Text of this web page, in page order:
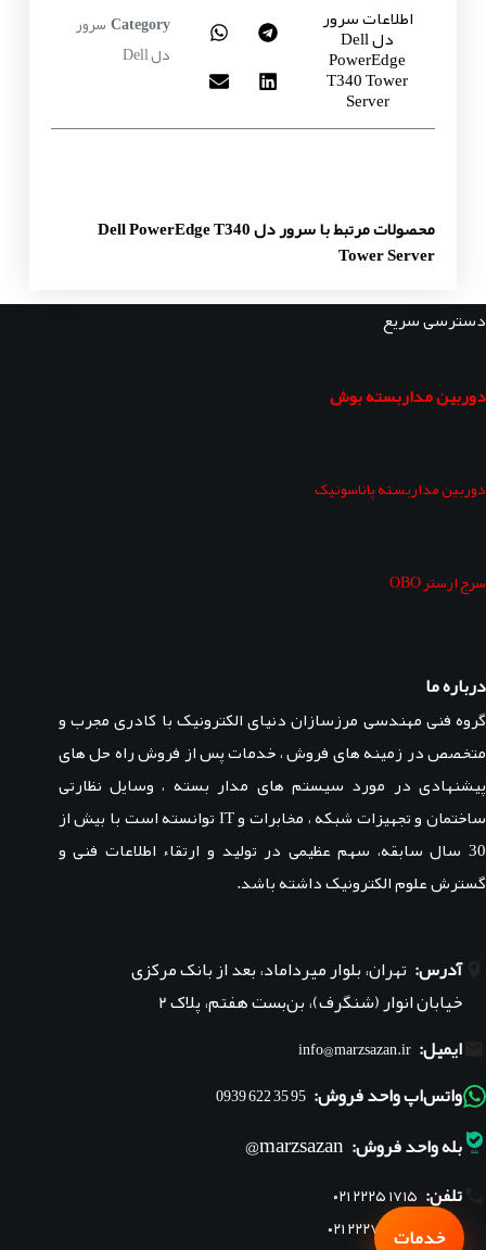
اطلاعات سرور
دل Dell
PowerEdge
T340 Tower
Server
Category سرور
دل Dell
محصولات مرتبط با سرور دل Dell PowerEdge T340
Tower Server
دسترسی سریع
دوربین مداربسته بوش
دوربین مداربسته پاناسونیک
سرج ارستر OBO
درباره ما
گروه فنی مهندسی مرزسازان دنیای الکترونیک با کادری مجرب و
متخصص در زمینه های فروش ، خدمات پس از فروش راه حل های
پیشنهادی در مورد سیستم های مدار بسته ، وسایل نظارتی
ساختمان و تجهیزات شبکه ، مخابرات و IT توانسته است با بیش از
30 سال سابقه، سهم عظیمی در تولید و ارتقاء اطلاعات فنی و
گسترش علوم الکترونیک داشته باشد.
آدرس: تهران، بلوار میرداماد، بعد از بانک مرکزی
خیابان انوار (شنگرف)، بن‌بست هفتم، پلاک ۲
ایمیل: info@marzsazan.ir
واتس‌اپ واحد فروش: 95 35 622 0939
بله واحد فروش: marzsazan@
تلفن: ۰۲۱ ۲۲۲۵ ۱۷۱۵
۰۲۱ ۲۲۲۷ ۱۸۴۵خدمات